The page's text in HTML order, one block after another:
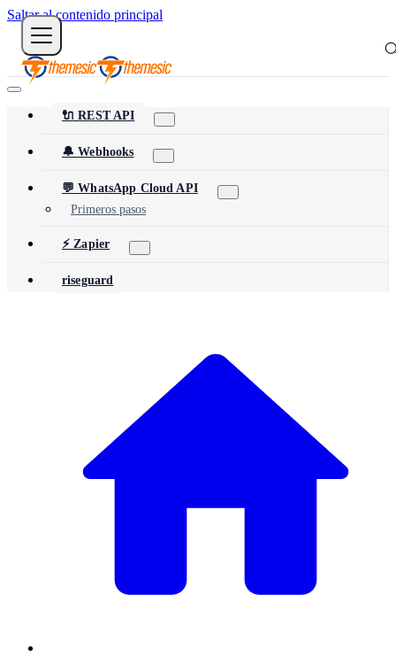
Saltar al contenido principal
🔌 REST API
🔔 Webhooks
💬 WhatsApp Cloud API
Primeros pasos
⚡ Zapier
riseguard